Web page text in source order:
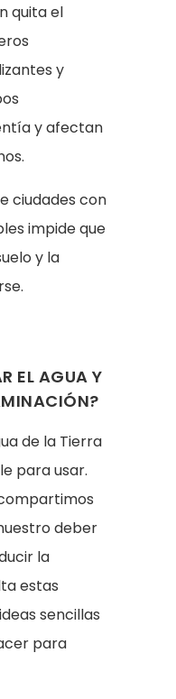
quita el
y
y afectan
con
impide que
y la
EL AGUA Y
de la Tierra
para usar.
deber
la
estas
sencillas
para